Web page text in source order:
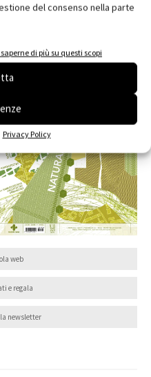
del consenso nella parte
saperne di più su questi scopi
Privacy Policy
web
e regala
newsletter